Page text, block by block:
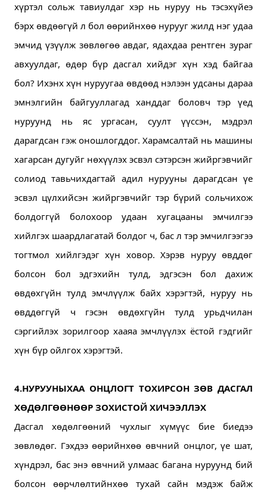
хүртэл сольж тавиулдаг хэр нь нуруу нь тэсэхүйеэ
бэрх өвдөөгүй л бол өөрийнхөө нурууг жилд нэг удаа
эмчид үзүүлж зөвлөгөө авдаг, ядахдаа рентген зураг
авхуулдаг, өдөр бүр дасгал хийдэг хүн хэд байгаа
бол? Ихэнх хүн нуруугаа өвдөөд нэлээн удсаны дараа
эмнэлгийн байгууллагад ханддаг боловч тэр үед
нуруунд нь яс ургасан, суулт үүссэн, мэдрэл
дарагдсан гэж оношлогддог. Харамсалтай нь машины
хагарсан дугуйг нөхүүлэх эсвэл сэтэрсэн жийргэвчийг
солиод тавьчихдагтай адил нурууны дарагдсан үе
эсвэл цүлхийсэн жийргэвчийг тэр бүрий сольчихож
болдоггүй болохоор удаан хугацааны эмчилгээ
хийлгэх шаардлагатай болдог ч, бас л тэр эмчилгээгээ
тогтмол хийлгэдэг хүн ховор. Хэрэв нуруу өвддөг
болсон бол эдгэхийн тулд, эдгэсэн бол дахиж
өвдөхгүйн тулд эмчлүүлж байх хэрэгтэй, нуруу нь
өвддөггүй ч гэсэн өвдөхгүйн тулд урьдчилан
сэргийлэх зорилгоор хааяа эмчлүүлэх ёстой гэдгийг
хүн бүр ойлгох хэрэгтэй.
4.НУРУУНЫХАА ОНЦЛОГТ ТОХИРСОН ЗӨВ ДАСГАЛ
ХӨДӨЛГӨӨНӨӨР ЗОХИСТОЙ ХИЧЭЭЛЛЭХ
Дасгал хөдөлгөөний чухлыг хүмүүс бие биедээ
зөвлөдөг. Гэхдээ өөрийнхөө өвчний онцлог, үе шат,
хүндрэл, бас энэ өвчний улмаас багана нуруунд бий
болсон өөрчлөлтийнхөө тухай сайн мэдэж байж